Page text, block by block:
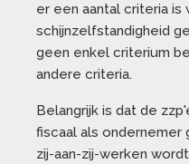
er een aantal criteria is
schijnzelfstandigheid
geen enkel criterium
andere criteria.
Belangrijk is dat de
fiscaal als ondernemer
zij-aan-zij-werken